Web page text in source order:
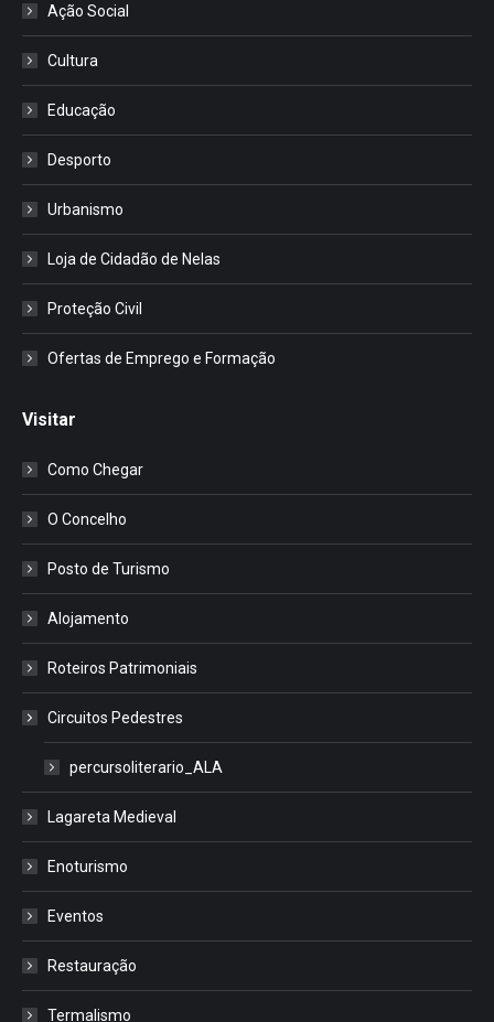
Ação Social
Cultura
Educação
Desporto
Urbanismo
Loja de Cidadão de Nelas
Proteção Civil
Ofertas de Emprego e Formação
Visitar
Como Chegar
O Concelho
Posto de Turismo
Alojamento
Roteiros Patrimoniais
Circuitos Pedestres
percursoliterario_ALA
Lagareta Medieval
Enoturismo
Eventos
Restauração
Termalismo